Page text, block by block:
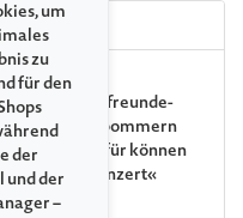
des Festspielfreunde-
Vorpommern
Karten hierfür können
zu Ihrem Konzert«
um
zu
für den
der
und der
–